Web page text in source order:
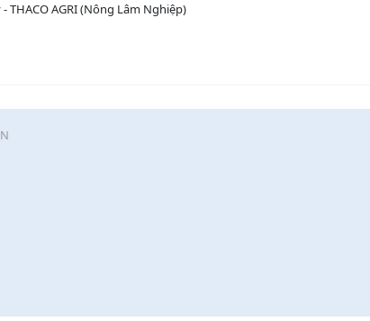
AGRI (Nông Lâm Nghiệp)